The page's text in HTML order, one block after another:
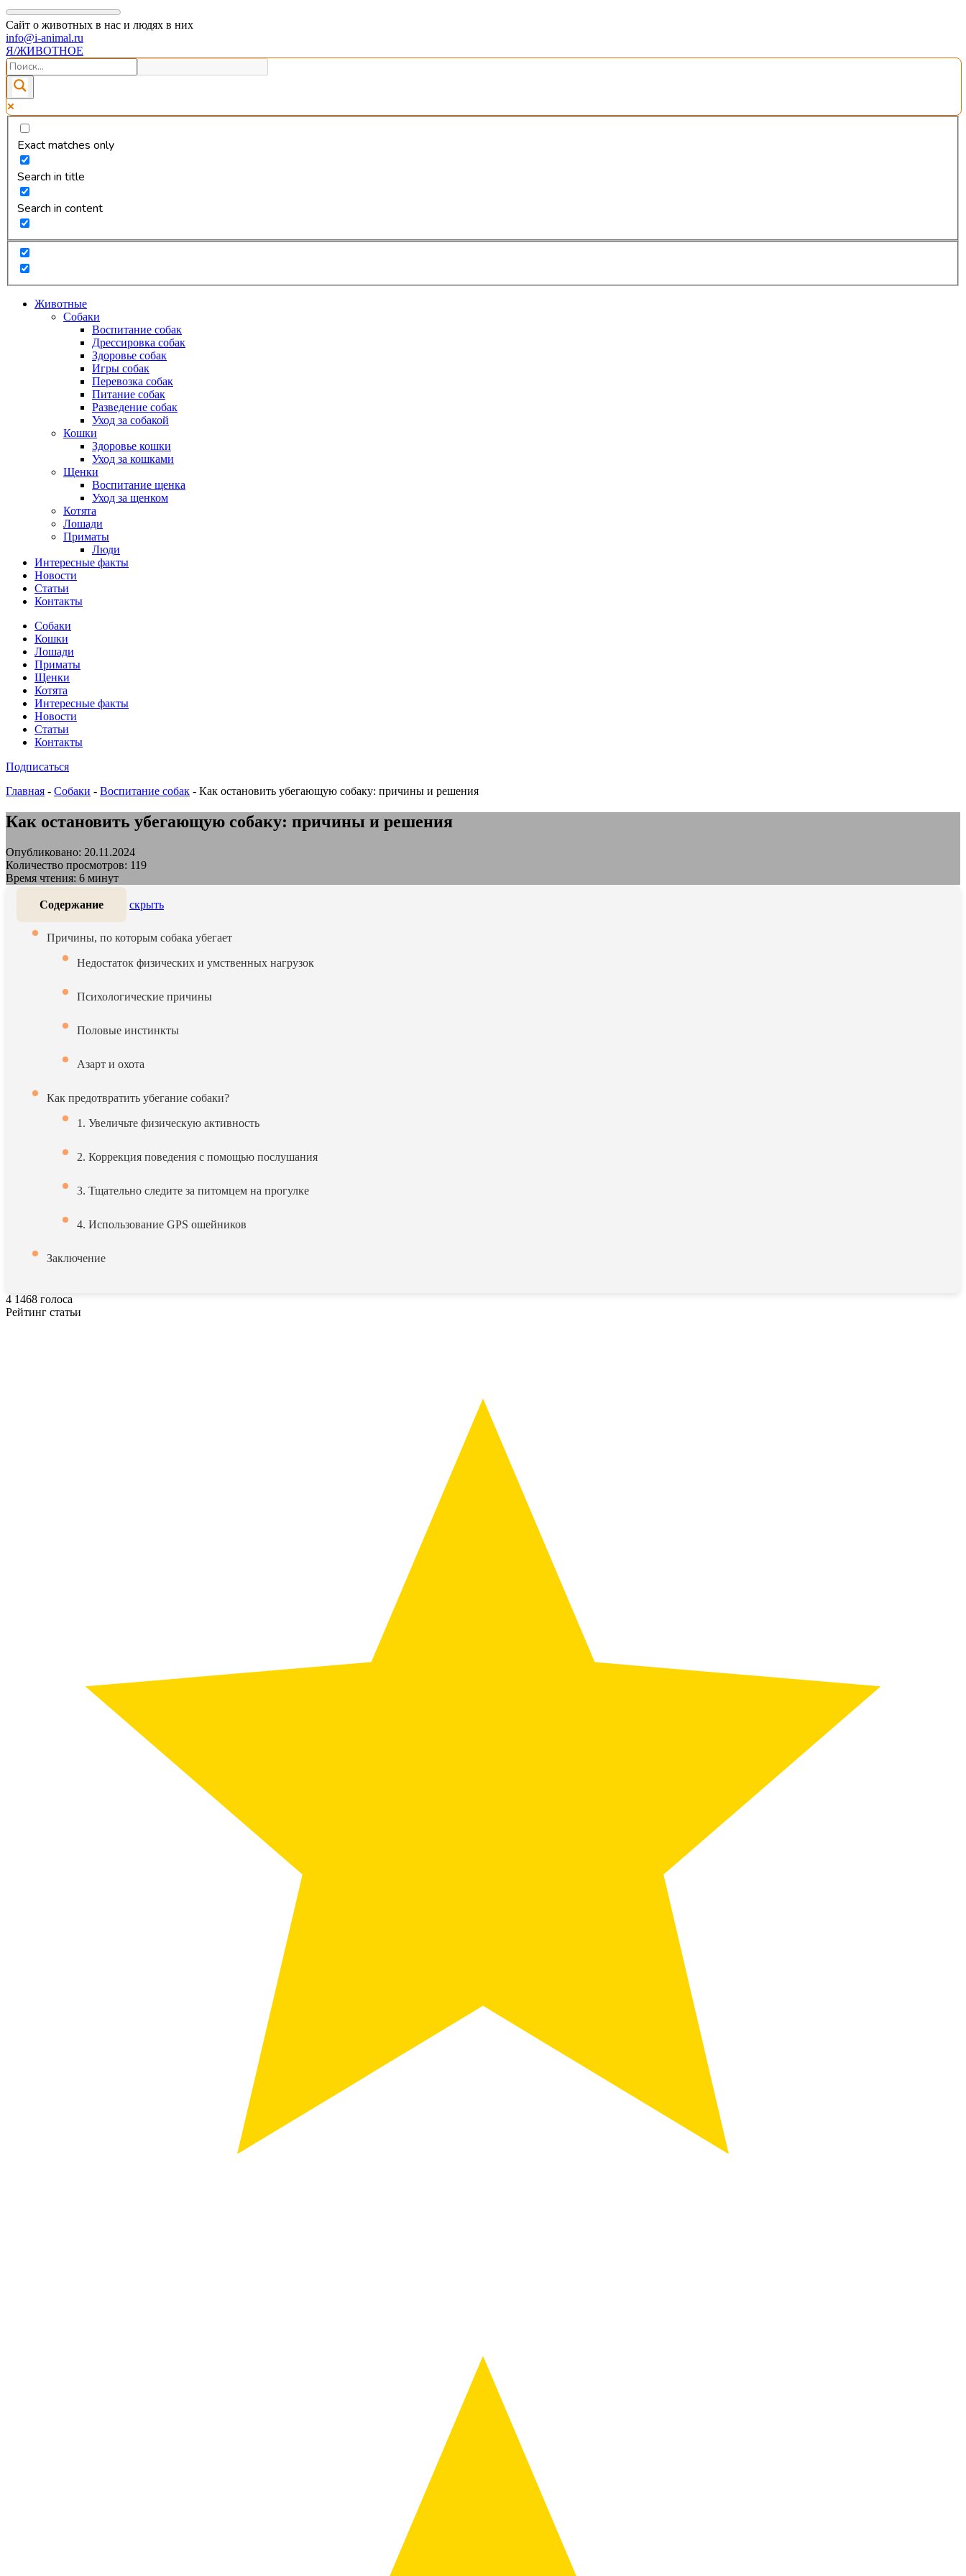
Сайт о животных в нас и людях в них
info@i-animal.ru
Я/ЖИВОТНОЕ
Exact matches only
Search in title
Search in content
Животные
Собаки
Воспитание собак
Дрессировка собак
Здоровье собак
Игры собак
Перевозка собак
Питание собак
Разведение собак
Уход за собакой
Кошки
Здоровье кошки
Уход за кошками
Щенки
Воспитание щенка
Уход за щенком
Котята
Лошади
Приматы
Люди
Интересные факты
Новости
Статьи
Контакты
Собаки
Кошки
Лошади
Приматы
Щенки
Котята
Интересные факты
Новости
Статьи
Контакты
Подписаться
Главная - Собаки - Воспитание собак - Как остановить убегающую собаку: причины и решения
Как остановить убегающую собаку: причины и решения
Опубликовано: 20.11.2024
Количество просмотров: 119
Время чтения: 6 минут
Содержание скрыть
Причины, по которым собака убегает
Недостаток физических и умственных нагрузок
Психологические причины
Половые инстинкты
Азарт и охота
Как предотвратить убегание собаки?
1. Увеличьте физическую активность
2. Коррекция поведения с помощью послушания
3. Тщательно следите за питомцем на прогулке
4. Использование GPS ошейников
Заключение
4 1468 голоса
Рейтинг статьи